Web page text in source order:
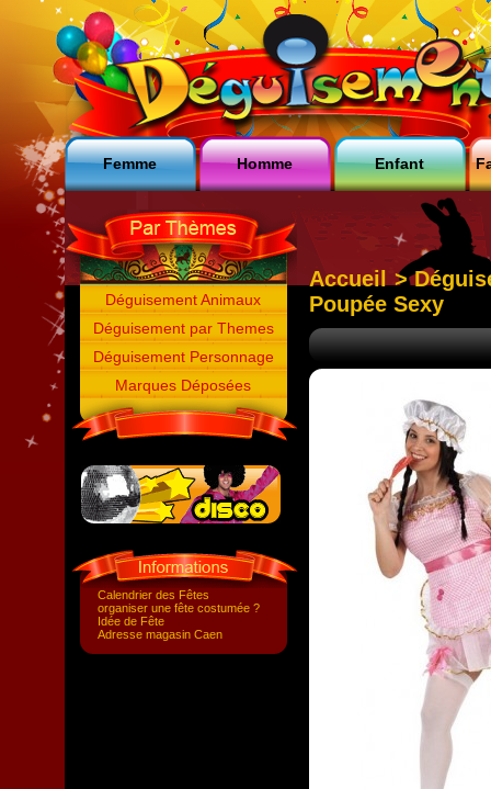
Femme Homme Enfant
Déguisement Animaux
Déguisement par Themes
Déguisement Personnage
Marques Déposées
Calendrier des Fêtes
organiser une fête costumée ?
Idée de Fête
Adresse magasin Caen
Accueil >
Poupée Sexy